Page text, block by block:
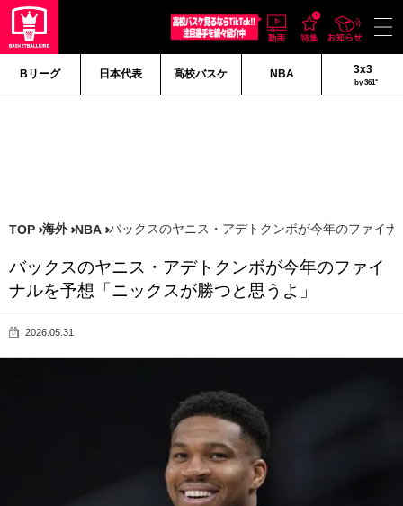
Bリーグ 日本代表 高校バスケ NBA 3x3
by 361°
TOP 海外 NBA バックスのヤニス・アデトクンボが今年のファイ
バックスのヤニス・アデトクンボが今年のファイ
ナルを予想「ニックスが勝つと思うよ」
2026.05.31